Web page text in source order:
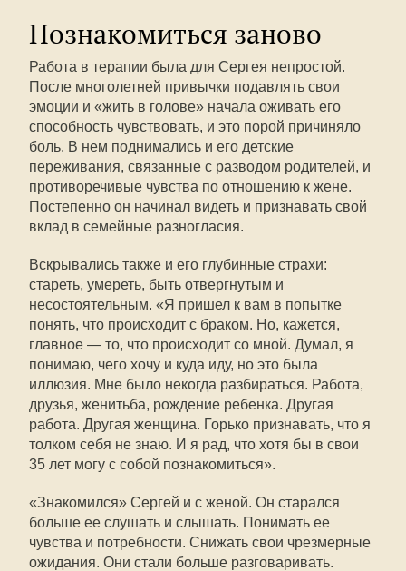
Познакомиться заново
Работа в терапии была для Сергея непростой.
После многолетней привычки подавлять свои
эмоции и «жить в голове» начала оживать его
способность чувствовать, и это порой причиняло
боль. В нем поднимались и его детские
переживания, связанные с разводом родителей, и
противоречивые чувства по отношению к жене.
Постепенно он начинал видеть и признавать свой
вклад в семейные разногласия.
Вскрывались также и его глубинные страхи:
стареть, умереть, быть отвергнутым и
несостоятельным. «Я пришел к вам в попытке
понять, что происходит с браком. Но, кажется,
главное — то, что происходит со мной. Думал, я
понимаю, чего хочу и куда иду, но это была
иллюзия. Мне было некогда разбираться. Работа,
друзья, женитьба, рождение ребенка. Другая
работа. Другая женщина. Горько признавать, что я
толком себя не знаю. И я рад, что хотя бы в свои
35 лет могу с собой познакомиться».
«Знакомился» Сергей и с женой. Он старался
больше ее слушать и слышать. Понимать ее
чувства и потребности. Снижать свои чрезмерные
ожидания. Они стали больше разговаривать.